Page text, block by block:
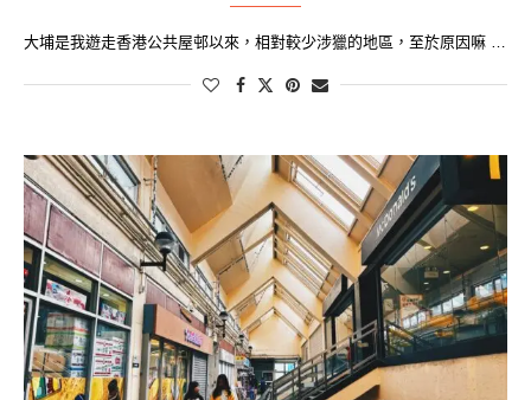
大埔是我遊走香港公共屋邨以來，相對較少涉獵的地區，至於原因嘛 …